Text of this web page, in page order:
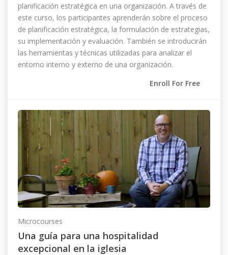
planificación estratégica en una organización. A través de
este curso, los participantes aprenderán sobre el proceso
de planificación estratégica, la formulación de estrategias,
su implementación y evaluación. También se introducirán
las herramientas y técnicas utilizadas para analizar el
entorno interno y externo de una organización.
Enroll For Free
Microcourses
Una guía para una hospitalidad
excepcional en la iglesia